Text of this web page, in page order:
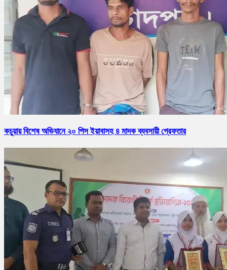
কচুয়ায় বিশেষ অভিযানে ২০ পিস ইয়াবাসহ ৪ মাদক ব্যবসায়ী গ্রেফতার